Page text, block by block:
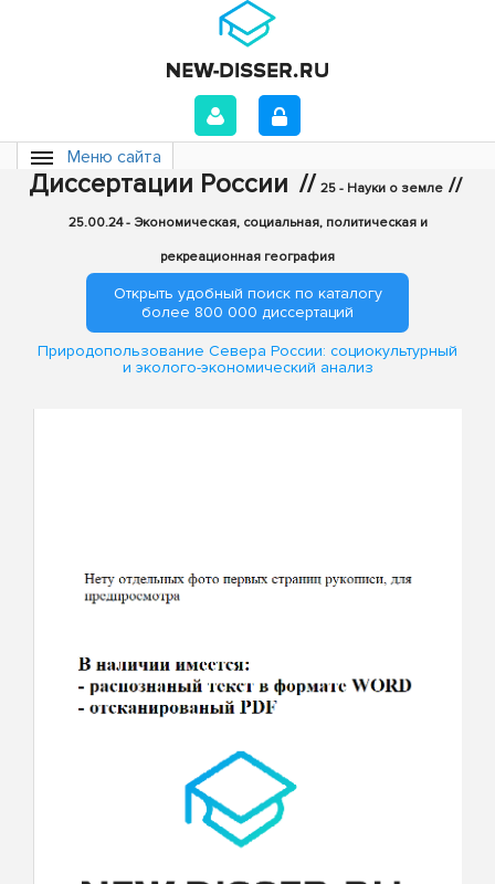
Меню сайта
Диссертации России // 25 - Науки о земле //
25.00.24 - Экономическая, социальная, политическая и
рекреационная география
Открыть удобный поиск по каталогу
более 800 000 диссертаций
Природопользование Севера России: социокультурный
и эколого-экономический анализ